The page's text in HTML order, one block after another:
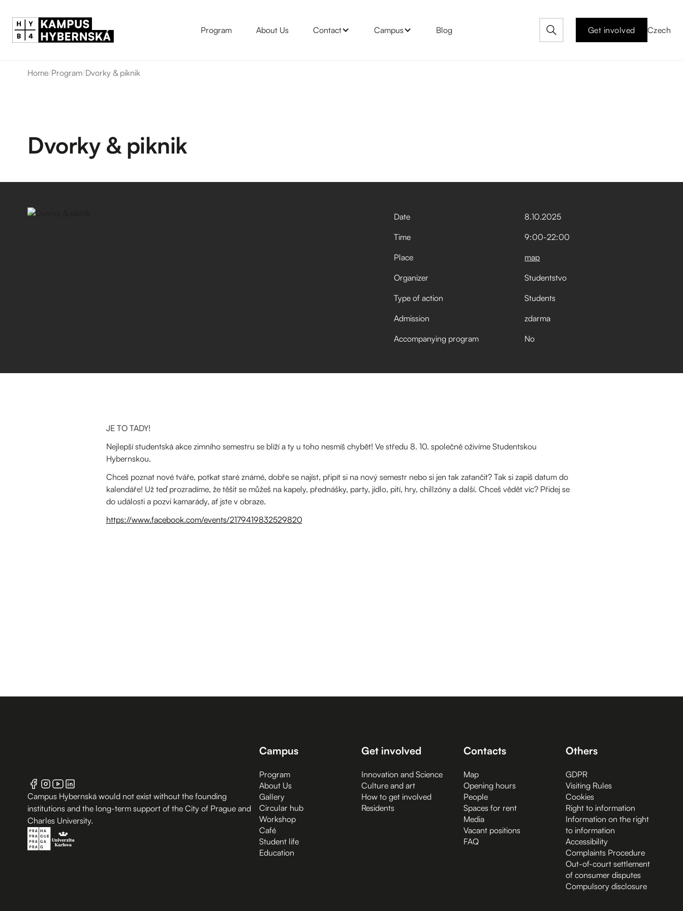
Program About Us Contact Campus Blog Get involved Czech
Home/Program/Dvorky & piknik
Dvorky & piknik
Date 8.10.2025
Time
9:00-22:00
Place
map
Organizer
Studentstvo
Type of action
Students
Admission
zdarma
Accompanying program
No
JE TO TADY!
Nejlepší studentská akce zimního semestru se blíží a ty u toho nesmíš chybět! Ve středu 8. 10. společně oživíme Studentskou
Hybernskou.
Chceš poznat nové tváře, potkat staré známé, dobře se najíst, připít si na nový semestr nebo si jen tak zatančit? Tak si zapiš datum do
kalendáře! Už teď prozradíme, že těšit se můžeš na kapely, přednášky, party, jídlo, pití, hry, chillzóny a další. Chceš vědět víc? Přidej se
do události a pozvi kamarády, ať jste v obraze.
https://www.facebook.com/events/2179419832529820
Campus Hybernská would not exist without the founding
institutions and the long-term support of the City of Prague and
Charles University.
Campus
Program
About Us
Gallery
Circular hub
Workshop
Café
Student life
Education
Get involved
Innovation and Science
Culture and art
How to get involved
Residents
Contacts
Map
Opening hours
People
Spaces for rent
Media
Vacant positions
FAQ
Others
GDPR
Visiting Rules
Cookies
Right to information
Information on the right
to information
Accessibility
Complaints Procedure
Out-of-court settlement
of consumer disputes
Compulsory disclosure